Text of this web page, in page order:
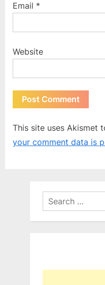
Email *
Website
This site uses Akismet
your comment data is
Search
for: